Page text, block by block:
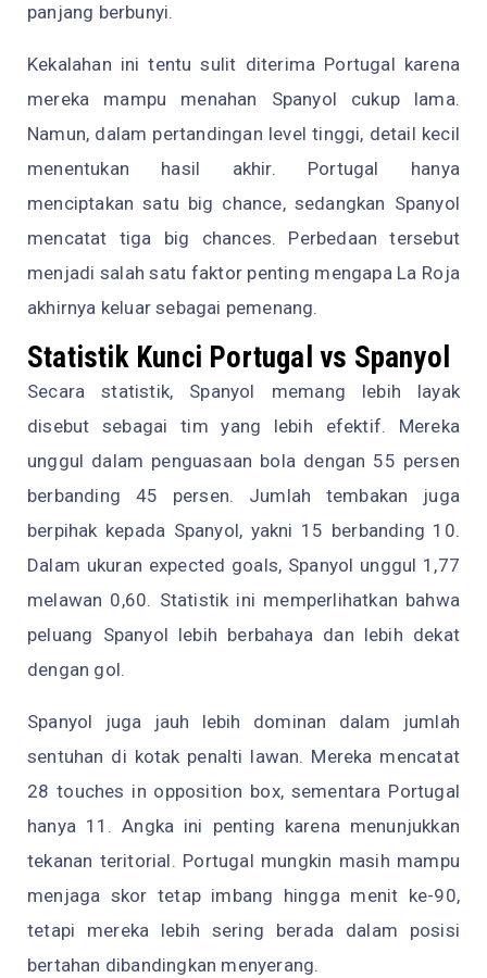
panjang berbunyi.
Kekalahan ini tentu sulit diterima Portugal karena
mereka mampu menahan Spanyol cukup lama.
Namun, dalam pertandingan level tinggi, detail kecil
menentukan hasil akhir. Portugal hanya
menciptakan satu big chance, sedangkan Spanyol
mencatat tiga big chances. Perbedaan tersebut
menjadi salah satu faktor penting mengapa La Roja
akhirnya keluar sebagai pemenang.
Statistik Kunci Portugal vs Spanyol
Secara statistik, Spanyol memang lebih layak
disebut sebagai tim yang lebih efektif. Mereka
unggul dalam penguasaan bola dengan 55 persen
berbanding 45 persen. Jumlah tembakan juga
berpihak kepada Spanyol, yakni 15 berbanding 10.
Dalam ukuran expected goals, Spanyol unggul 1,77
melawan 0,60. Statistik ini memperlihatkan bahwa
peluang Spanyol lebih berbahaya dan lebih dekat
dengan gol.
Spanyol juga jauh lebih dominan dalam jumlah
sentuhan di kotak penalti lawan. Mereka mencatat
28 touches in opposition box, sementara Portugal
hanya 11. Angka ini penting karena menunjukkan
tekanan teritorial. Portugal mungkin masih mampu
menjaga skor tetap imbang hingga menit ke-90,
tetapi mereka lebih sering berada dalam posisi
bertahan dibandingkan menyerang.